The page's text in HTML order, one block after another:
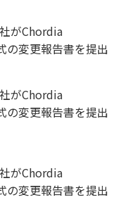
がChordia
の変更報告書を提出
がChordia
の変更報告書を提出
がChordia
の変更報告書を提出